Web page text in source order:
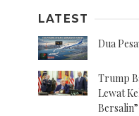
LATEST
Dua
Trump
Lewat
Bersalin”